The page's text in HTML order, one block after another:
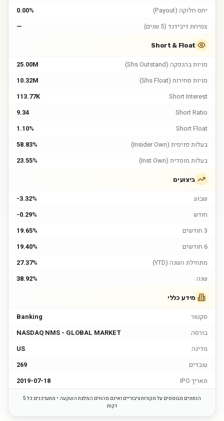
יחס חלוקה (Payout)
0.00%
צמיחת דיבידנד (5 שנים)
—
Short & Float
מניות בהנפקה (Shs Outstand)
25.00M
מניות סחירות (Shs Float)
10.32M
Short Interest
113.77K
Short Ratio
9.34
Short Float
1.10%
בעלות פנימית (Insider Own)
58.83%
בעלות מוסדית (Inst Own)
23.55%
ביצועים
שבוע
-3.32%
חודש
-0.29%
3 חודשים
19.65%
6 חודשים
19.40%
מתחילת השנה (YTD)
27.37%
שנה
38.92%
מידע כללי
סקטור
Banking
בורסה
NASDAQ NMS - GLOBAL MARKET
מדינה
US
עובדים
269
תאריך IPO
2019-07-18
הנתונים מבוססים על מקורות ציבוריים ואינם מהווים המלצת השקעה • מתעדכנים כל 5
דקות